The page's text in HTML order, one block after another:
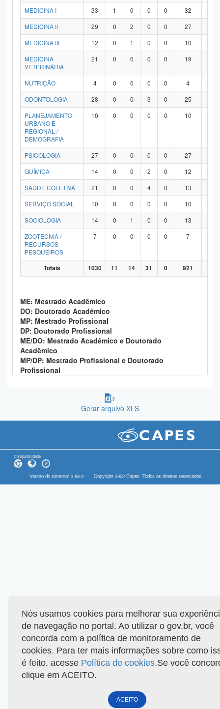
MEDICINA I
33 1 0 0 0 32
MEDICINA II
29 0 2 0 0 27
MEDICINA III
12 0 1 0 0 10
MEDICINA
VETERINÁRIA
21 0 0 0 0 19
NUTRIÇÃO 4 0 0 0 0 4
ODONTOLOGIA
28 0 0 3 0 25
PLANEJAMENTO
URBANO E
REGIONAL /
DEMOGRAFIA
10 0 0 0 0 10
PSICOLOGIA 27 0 0 0 0 27
QUÍMICA
14 0 0 2 0 12
SAÚDE COLETIVA
21 0 0 4 0 13
SERVIÇO SOCIAL
10 0 0 0 0 10
SOCIOLOGIA
14 0 1 0 0 13
ZOOTECNIA /
RECURSOS
PESQUEIROS
7 0 0 0 0 7
Totais 1030 11 14 31 0 921
ME: Mestrado Acadêmico
DO: Doutorado Acadêmico
MP: Mestrado Profissional
DP: Doutorado Profissional
ME/DO: Mestrado Acadêmico e Doutorado
Acadêmico
MP/DP: Mestrado Profissional e Doutorado
Profissional
Gerar arquivo XLS
Compatibilidade
Versão do sistema: 3.88.9 Copyright 2022 Capes. Todos os direitos reservados.
Nós usamos cookies para melhorar sua
de navegação no portal. Ao utilizar o gov.br, você
concorda com a política de monitoramento de
cookies. Para ter mais informações sobre como
é feito, acesse Política de cookies.Se você
clique em ACEITO.
ACEITO